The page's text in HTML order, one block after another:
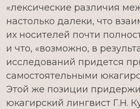
«лексические различия
настолько далеки, что
их носителей почти
и что, «возможно, в
исследований придется
самостоятельными
Этой же позиции
юкагирский лингвист Г.Н.